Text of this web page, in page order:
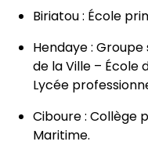
Biriatou : École
Hendaye :
de la Ville – École
Lycée
Ciboure : Collège
Maritime.